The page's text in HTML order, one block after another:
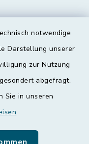
notwendige
Darstellung unserer
zur Nutzung
abgefragt.
Sie in unseren
.